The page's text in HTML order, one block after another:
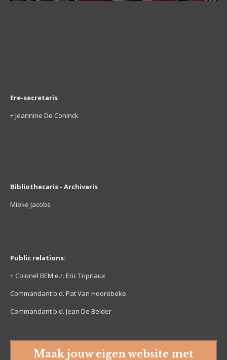
Ere-secretaris
+ Jeannine De Coninck
Bibliothecaris - Archivaris
Mieke Jacobs
Public relations:
+ Colonel BEM e.r. Eric Tripnaux
Commandant b.d. Pat Van Hoorebeke
Commandant b.d. Jean De Belder
Maak jouw eigen website met